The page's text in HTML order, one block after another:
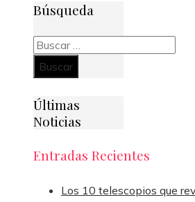
Búsqueda
Buscar:
Últimas
Noticias
Entradas Recientes
Los 10 telescopios que